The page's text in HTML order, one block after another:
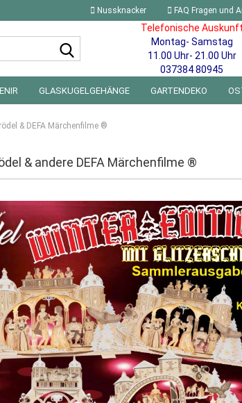
Nussknacker FAQ Fragen und
Telefonische Auskunft
Montag- Samstag
11.00 Uhr- 21.00 Uhr
037384 80945
GLASKUGELGEHÄNGE GARTENDEKO
& DEFA Märchenfilme ®
& andere DEFA Märchenfilme ®